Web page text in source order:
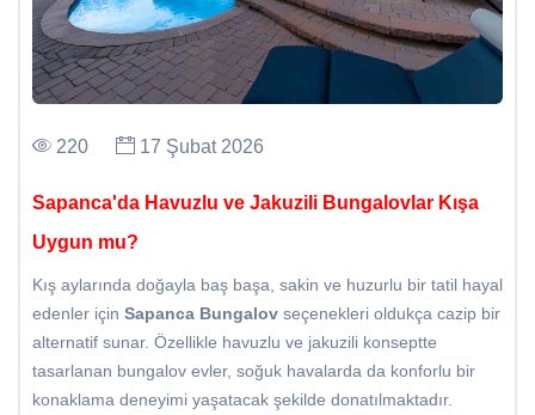
220 17 Şubat 2026
Sapanca'da Havuzlu ve Jakuzili Bungalovlar Kışa
Uygun mu?
Kış aylarında doğayla baş başa, sakin ve huzurlu bir tatil hayal
edenler için Sapanca Bungalov seçenekleri oldukça cazip bir
alternatif sunar. Özellikle havuzlu ve jakuzili konseptte
tasarlanan bungalov evler, soğuk havalarda da konforlu bir
konaklama deneyimi yaşatacak şekilde donatılmaktadır.